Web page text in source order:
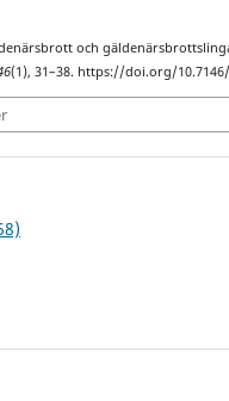
och
(1), 31–38. https://doi.org/